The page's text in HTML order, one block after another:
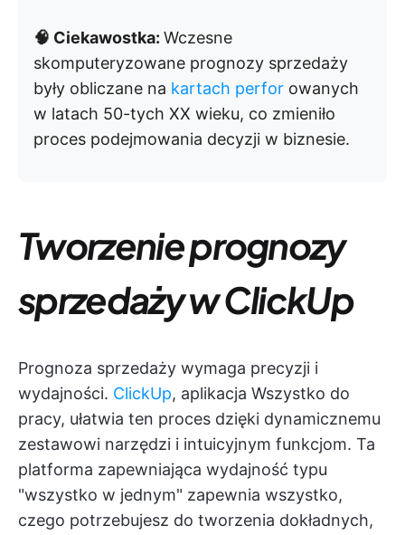
🧠 Ciekawostka: Wczesne
skomputeryzowane prognozy sprzedaży
były obliczane na kartach perfor owanych
w latach 50-tych XX wieku, co zmieniło
proces podejmowania decyzji w biznesie.
Tworzenie prognozy
sprzedaży w ClickUp
Prognoza sprzedaży wymaga precyzji i
wydajności. ClickUp, aplikacja Wszystko do
pracy, ułatwia ten proces dzięki dynamicznemu
zestawowi narzędzi i intuicyjnym funkcjom. Ta
platforma zapewniająca wydajność typu
"wszystko w jednym" zapewnia wszystko,
czego potrzebujesz do tworzenia dokładnych,